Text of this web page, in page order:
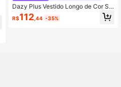
Dazy Plus Vestido Longo de Cor Sól
ida com Decote em V, Manga Lante
rna e Cintura Marcada para Encontr
R$112 ,44 -35%